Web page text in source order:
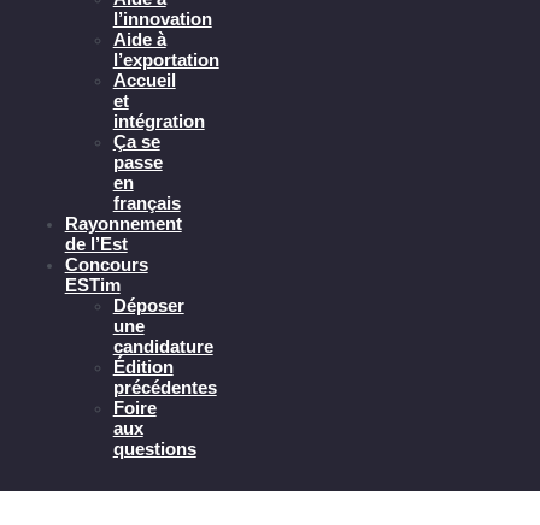
l’innovation
Aide à
l’exportation
Accueil
et
intégration
Ça se
passe
en
français
Rayonnement
de l’Est
Concours
ESTim
Déposer
une
candidature
Édition
précédentes
Foire
aux
questions